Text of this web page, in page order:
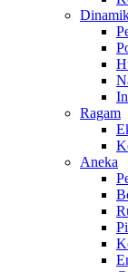
Ragam
Aneka